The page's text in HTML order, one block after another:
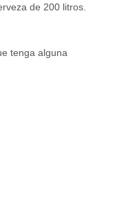
de 200 litros.
tenga alguna